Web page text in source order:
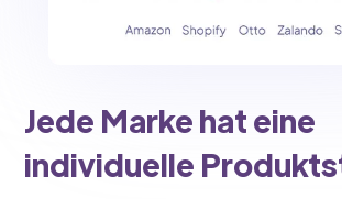
Jede Marke hat eine
individuelle